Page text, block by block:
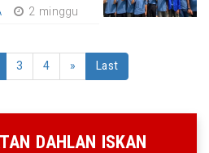
2 minggu
3 4 » Last
DAHLAN ISKAN